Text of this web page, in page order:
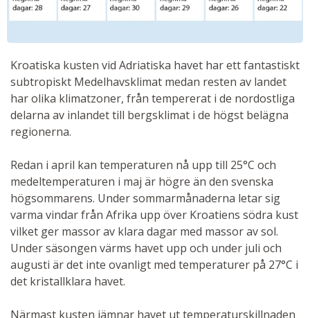
Kroatiska kusten vid Adriatiska havet har ett fantastiskt
subtropiskt Medelhavsklimat medan resten av landet
har olika klimatzoner, från tempererat i de nordostliga
delarna av inlandet till bergsklimat i de högst belägna
regionerna.
Redan i april kan temperaturen nå upp till 25°C och
medeltemperaturen i maj är högre än den svenska
högsommarens. Under sommarmånaderna letar sig
varma vindar från Afrika upp över Kroatiens södra kust
vilket ger massor av klara dagar med massor av sol.
Under säsongen värms havet upp och under juli och
augusti är det inte ovanligt med temperaturer på 27°C i
det kristallklara havet.
Närmast kusten jämnar havet ut temperaturskillnaden